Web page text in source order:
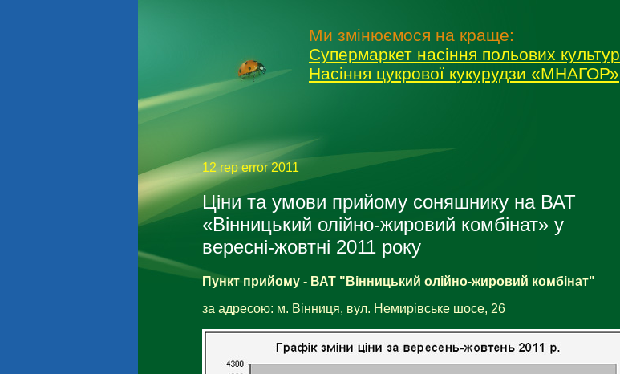
Ми змінюємося на краще:
Супермаркет насіння польових культур
Насіння цукрової кукурудзи «МНАГОР»
12 rep error 2011
Ціни та умови прийому соняшнику на ВАТ
«Вінницький олійно-жировий комбінат» у
вересні-жовтні 2011 року
Пункт прийому - ВАТ "Вінницький олійно-жировий комбінат"
за адресою: м. Вінниця, вул. Немирівське шосе, 26